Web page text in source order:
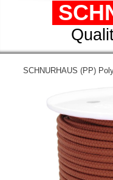
SCHNURHAUS (PP)